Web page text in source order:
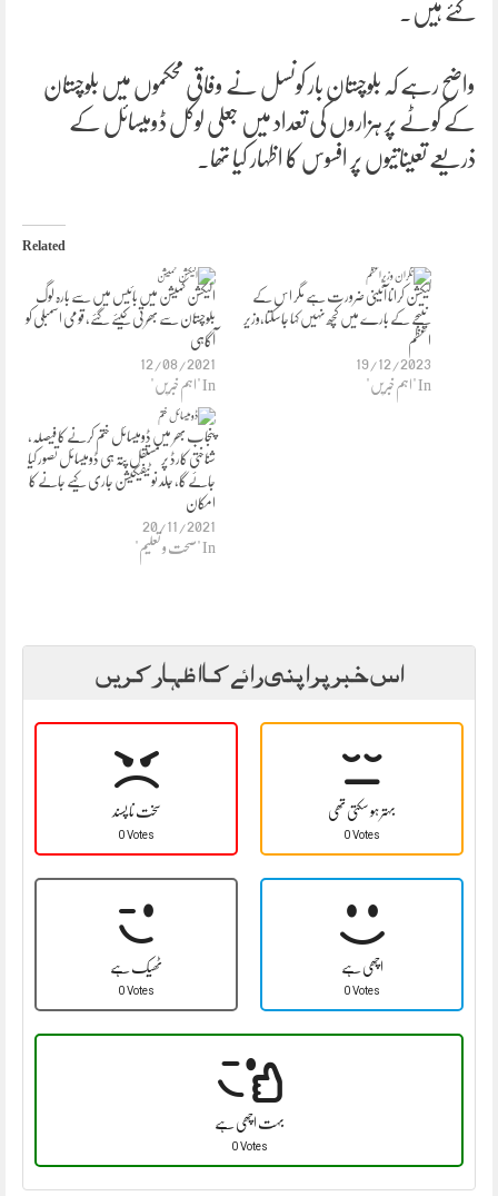
کئے ہیں۔
واضح رہے کہ بلوچستان بار کونسل نے وفاقی محکموں میں بلوچستان
کے کوٹے پر ہزاروں کی تعداد میں جعلی لوکل ڈومیسائل کے
ذریعے تعیناتیوں پر افسوس کا اظہار کیا تھا۔
Related
الیکشن کمیشن میں بائیس میں سے بارہ لوگ
بلوچستان سے بھرتی کیئے گئے، قومی اسمبلی کو
آگاہی
12/08/2021
In "اہم خبریں"
لیکشن کرانا آئینی ضرورت ہے مگر اس کے
نتیجے کے بارے میں کچھ نہیں کہا جاسکتا،وزیر
اعظم
19/12/2023
In "اہم خبریں"
پنجاب بھر میں ڈومیسائل ختم کرنے کا فیصلہ،
شناختی کارڈ پر مستقل پتہ ہی ڈومیسائل تصور کیا
جائے گا، جلد نوٹیفیکیشن جاری کیے جانے کا
امکان
20/11/2021
In "صحت و تعلیم"
اس خبر پر اپنی رائے کا اظہار کریں
سخت نا پسند
0 Votes
بہتر ہو سکتی تھی
0 Votes
ٹھیک ہے
0 Votes
اچھی ہے
0 Votes
بہت اچھی ہے
0 Votes